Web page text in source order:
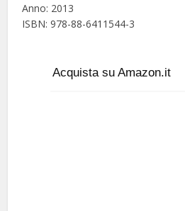
Anno: 2013
ISBN: 978-88-6411544-3
Acquista su Amazon.it